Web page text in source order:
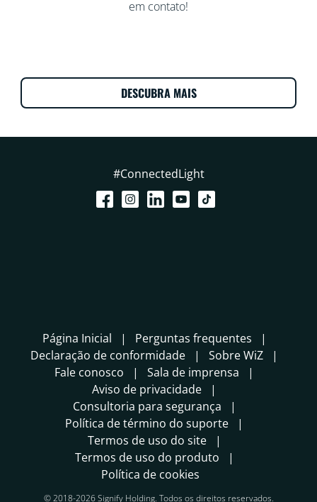
em contato!
DESCUBRA MAIS
#ConnectedLight
Página Inicial
Perguntas frequentes
Declaração de conformidade
Sobre WiZ
Fale conosco
Sala de imprensa
Aviso de privacidade
Consultoria para segurança
Política de término do suporte
Termos de uso do site
Termos de uso do produto
Política de cookies
© 2018-2026 Signify Holding. Todos os direitos reservados.